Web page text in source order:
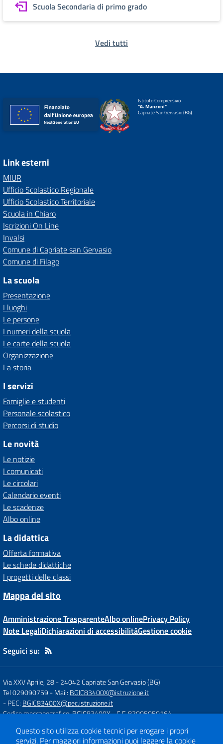
Scuola Secondaria di primo grado
Vedi tutti
Istituto Comprensivo
"A. Manzoni"
Capriate San Gervasio (BG)
Link esterni
MIUR
Ufficio Scolastico Regionale
Ufficio Scolastico Territoriale
Scuola in Chiaro
Iscrizioni On Line
Invalsi
Comune di Capriate san Gervasio
Comune di Filago
La scuola
Presentazione
I luoghi
Le persone
I numeri della scuola
Le carte della scuola
Organizzazione
La storia
I servizi
Famiglie e studenti
Personale scolastico
Percorsi di studio
Le novità
Le notizie
I comunicati
Le circolari
Calendario eventi
Le scadenze
Albo online
La didattica
Offerta formativa
Le schede didattiche
I progetti delle classi
Mappa del sito
Amministrazione TrasparenteAlbo onlinePrivacy Policy
Note LegaliDichiarazioni di accessibilitàGestione cookie
Seguici su:
Via XXV Aprile, 28-24042 Capriate San Gervasio (BG)
Tel 029090759 - Mail: BGIC83400X@istruzione.it
- PEC: BGIC83400X@pec.istruzione.it
Codice meccanografico: BGIC83400X- C.F. 82005050164
Questo sito utilizza cookie tecnici per erogare i propri
servizi. Per maggiori informazioni puoi leggere lacookie